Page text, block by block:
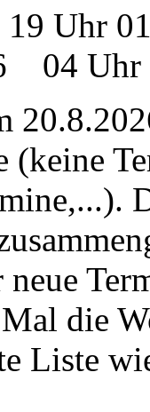
Uhr
04 Uhr
(keine
die
Liste